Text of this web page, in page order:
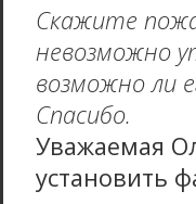
Скажите
невозможно
возможно ли
Спасибо.
Уважаемая
установить